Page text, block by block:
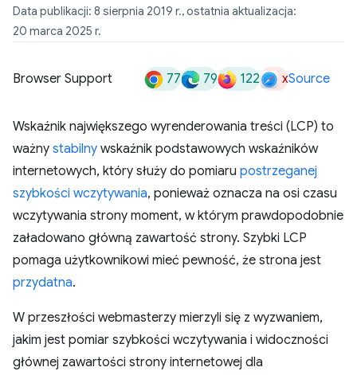
Data publikacji: 8 sierpnia 2019 r., ostatnia aktualizacja:
20 marca 2025 r.
Browser Support 77 79 122 xSource
Wskaźnik największego wyrenderowania treści (LCP) to
ważny stabilny wskaźnik podstawowych wskaźników
internetowych, który służy do pomiaru postrzeganej
szybkości wczytywania, ponieważ oznacza na osi czasu
wczytywania strony moment, w którym prawdopodobnie
załadowano główną zawartość strony. Szybki LCP
pomaga użytkownikowi mieć pewność, że strona jest
przydatna.
W przeszłości webmasterzy mierzyli się z wyzwaniem,
jakim jest pomiar szybkości wczytywania i widoczności
głównej zawartości strony internetowej dla